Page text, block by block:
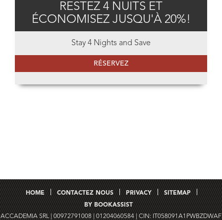
RESTEZ 4 NUITS ET
ÉCONOMISEZ JUSQU'À 20%!
Stay 4 Nights and Save
RÉSERVEZ
HOME CONTACTEZ NOUS PRIVACY
SITEMAP
BY BOOKASSIST
ACCADEMIA SRL | 00972791008 | 01204060584 | CIN: IT058091A1PWBZDWAF